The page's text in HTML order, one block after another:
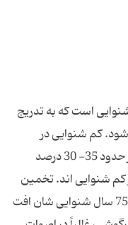
است كه به تدریج
شود. كم شنوایی در
سنین سالمندی ضایعه شایعی است. در حدود 35- 30 درصد
75 سالگی دچار كم شنوایی اند. تخمین
زده می شود که 50-40 درصد افراد بالای 75 سال شنوایی شان افت